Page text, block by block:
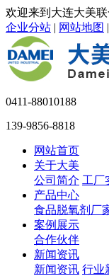
欢迎来到大连大美联
企业分站 | 网站地图 |
0411-88010188
139-9856-8818
网站首页
关于大美
公司简介 工厂
产品中心
食品脱氧剂厂
案例展示
合作伙伴
新闻资讯
新闻资讯 行业